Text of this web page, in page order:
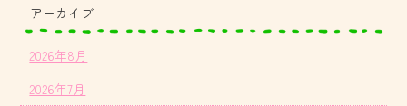
アーカイブ
2026年8月
2026年7月